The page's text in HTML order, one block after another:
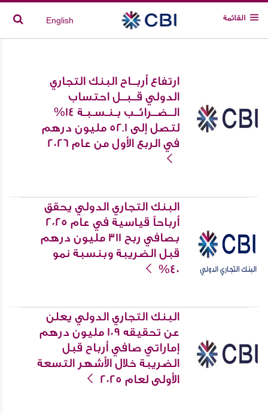
القائمة English
ارتفاع أربــاح البنك التجاري
الدولي قــبــل احتساب
الــضــرائــب بـنـسـبـة 14%
لتصل إلى 52.1 مليون درهم
في الربع الأول من عام 2026
البنك التجاري الدولي يحقق
أرباحاً قياسية في عام 2025
بصافي ربح 311 مليون درهم
قبل الضريبة وبنسبة نمو
40%
البنك التجاري الدولي يعلن
عن تحقيقه 109 مليون درهم
إماراتي صافي أرباح قبل
الضريبة خلال الأشهر التسعة
الأولى لعام 2025